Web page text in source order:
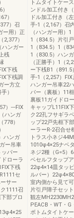
）
）召
ー用）正
2,377）
ハンガー
桟
下桟
下桟調
ー方立
）
）---FIX
ハンガ
）
ハンガ
ー吊車
パー
ローラ
下桟
セ
サー
1111召
部ブロ
トムタイトケー
ンドル加工付き
ドル加工付き（
手-1（2,167）召
（ハンガー用）
1（834.5）片引
1（834.5）1（
1（830.5）ハン
（正勝手）1（
ー下桟B1（
手-1（2,257）
ハンガー吊車22
パー（裏板）11
裏板11ガイドロ
キャップL11FIX
ク22孔フサギラ
ップ22戸先框下
ーラーR-2召合せ
トラス小ネジ
1010φ4×25ナベ
ネジ2種（G=5）
ベセルフタップ
22φ4×14皿タッ
ルバー）
室内側から見て
片引戸障子セッ
観左
PEACB・WT・
ボトムタイトケ